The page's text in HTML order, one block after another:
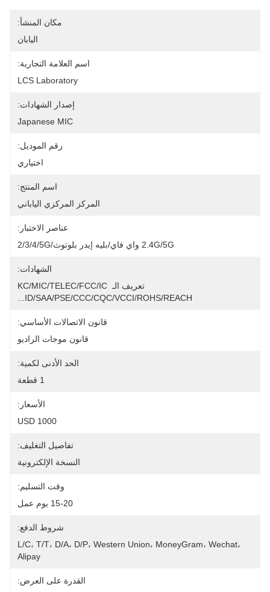
مكان المنشأ:
اليابان
اسم العلامة التجارية:
LCS Laboratory
إصدار الشهادات:
Japanese MIC
رقم الموديل:
اختياري
اسم المنتج:
المركز المركزي الياباني
عناصر الاختبار:
2.4G/5G واي فاي/بليه إيدر بلوتوث/2/3/4/5G
الشهادات:
تعريف الـ KC/MIC/TELEC/FCC/IC
ID/SAA/PSE/CCC/CQC/VCCI/ROHS/REACH...
قانون الاتصالات الأساسي:
قانون موجات الراديو
الحد الأدنى لكمية:
1 قطعة
الأسعار:
1000 USD
تفاصيل التغليف:
النسخة الإلكترونية
وقت التسليم:
15-20 يوم عمل
شروط الدفع:
L/C، T/T، D/A، D/P، Western Union، MoneyGram، Wechat،
Alipay
القدرة على العرض: